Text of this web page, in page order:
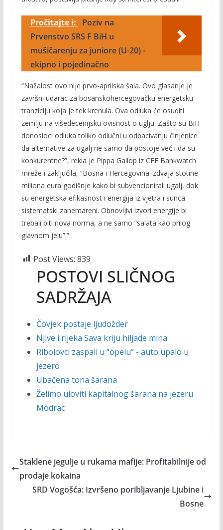
Pročitajte i:
Poziv na
Prvenstvo SRS F BiH u
mušičarenju za juniore (U-20) -
ekipno i pojedinačno
“Nažalost ovo nije prvo-aprilska šala. Ovo glasanje je
završni udarac za bosanskohercegovačku energetsku
tranziciju koja je tek krenula. Ova odluka će osuditi
zemlju na višedecenijsku ovisnost o uglju. Zašto su BiH
donosioci odluka toliko odlučni u odbacivanju činjenice
da alternative za ugalj ne samo da postoje već i da su
konkurentne?”, rekla je Pippa Gallop iz CEE Bankwatch
mreže i zaključila, “Bosna i Hercegovina izdvaja stotine
miliona eura godišnje kako bi subvencionirali ugalj, dok
su energetska efikasnost i energija iz vjetra i sunca
sistematski zanemareni. Obnovljivi izvori energije bi
trebali biti nova norma, a ne samo “salata kao prilog
glavnom jelu”.”
Post Views: 839
POSTOVI SLIČNOG
SADRŽAJA
Čovjek postaje ljudožder
Njive i rijeka Sava kriju hiljade mina
Ribolovci zaspali u “opelu” - auto upalo u
jezero
Ubačena tona šarana
Želimo uloviti kapitalnog šarana na jezeru
Modrac
Staklene jegulje u rukama mafije: Profitabilnije od
prodaje kokaina
SRD Vogošća: Izvršeno poribljavanje Ljubine i
Bosne